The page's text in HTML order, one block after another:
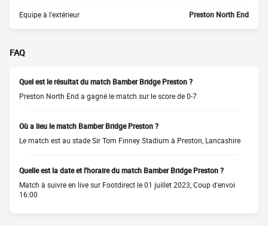
Equipe à l'extérieur Preston North End
FAQ
Quel est le résultat du match Bamber Bridge Preston ?
Preston North End a gagné le match sur le score de 0-7
Où a lieu le match Bamber Bridge Preston ?
Le match est au stade Sir Tom Finney Stadium à Preston, Lancashire
Quelle est la date et l'horaire du match Bamber Bridge Preston ?
Match à suivre en live sur Footdirect le 01 juillet 2023, Coup d'envoi
16:00